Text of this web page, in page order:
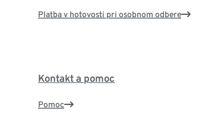
Platba v hotovosti pri osobnom odbere
Kontakt a pomoc
Pomoc